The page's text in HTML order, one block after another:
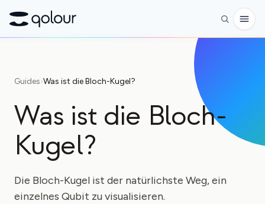
FÜR
Enthusiasten
Lehrkräfte
Kinder & Eltern
Guides›Was ist die Bloch-Kugel?
Was ist die Bloch-
Kugel?
Die Bloch-Kugel ist der natürlichste Weg, ein
einzelnes Qubit zu visualisieren.